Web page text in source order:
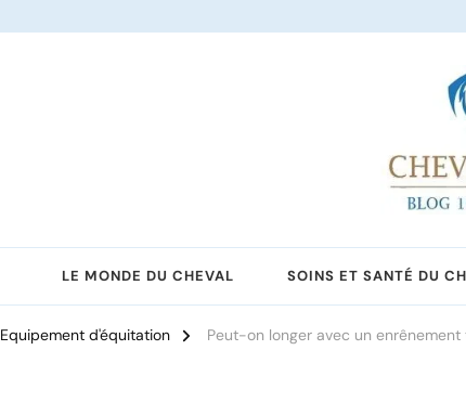
LE MONDE DU CHEVAL SOINS ET SANTÉ DU
Equipement d'équitation Peut-on longer avec un